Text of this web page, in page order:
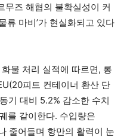
무즈 해협의 불확실성이 커
류 마비’가 현실화되고 있다
물 처리 실적에 따르면, 롱
피트 컨테이너 환산 단
기 대비 5.2% 감소한 수치
를 같이한다. 수입량은
줄어들며 항만의 활력이 눈